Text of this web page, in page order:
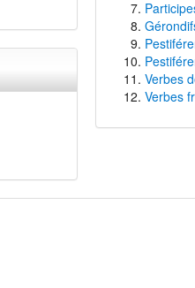
Verbes
Verbes